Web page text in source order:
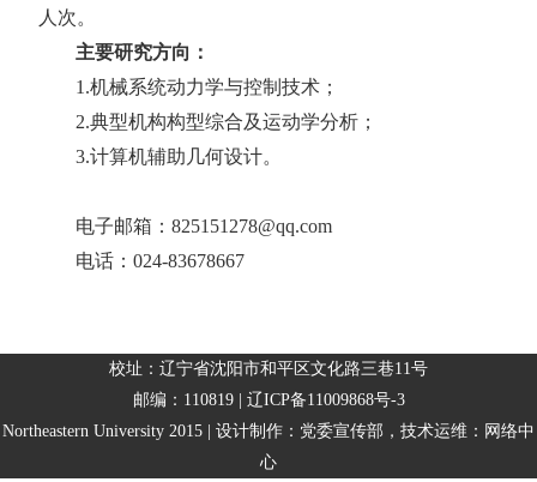
人次。
主要研究方向：
1.机械系统动力学与控制技术；
2.典型机构构型综合及运动学分析；
3.计算机辅助几何设计。
电子邮箱：825151278@qq.com
电话：024-83678667
校址：辽宁省沈阳市和平区文化路三巷11号
邮编：110819 | 辽ICP备11009868号-3
Northeastern University 2015 | 设计制作：党委宣传部，技术运维：网络中
心